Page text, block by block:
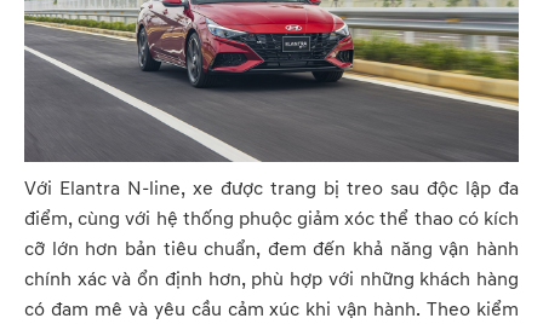
Với Elantra N-line, xe được trang bị treo sau độc lập đa
điểm, cùng với hệ thống phuộc giảm xóc thể thao có kích
cỡ lớn hơn bản tiêu chuẩn, đem đến khả năng vận hành
chính xác và ổn định hơn, phù hợp với những khách hàng
có đam mê và yêu cầu cảm xúc khi vận hành. Theo kiểm